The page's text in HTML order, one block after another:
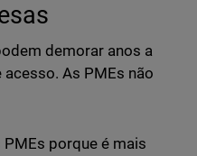
demorar anos a
As PMEs não
PMEs porque é mais